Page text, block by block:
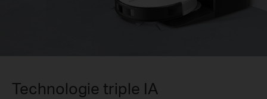
Technologie triple IA